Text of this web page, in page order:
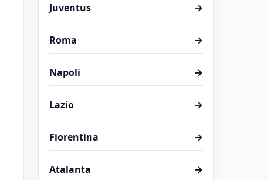
Juventus →
Roma →
Napoli →
Lazio →
Fiorentina →
Atalanta →